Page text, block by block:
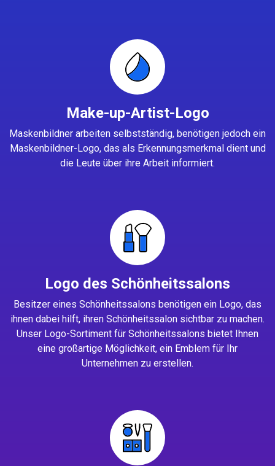
Make-up-Artist-Logo
Maskenbildner arbeiten selbstständig, benötigen jedoch ein
Maskenbildner-Logo, das als Erkennungsmerkmal dient und
die Leute über ihre Arbeit informiert.
Logo des Schönheitssalons
Besitzer eines Schönheitssalons benötigen ein Logo, das
ihnen dabei hilft, ihren Schönheitssalon sichtbar zu machen.
Unser Logo-Sortiment für Schönheitssalons bietet Ihnen
eine großartige Möglichkeit, ein Emblem für Ihr
Unternehmen zu erstellen.